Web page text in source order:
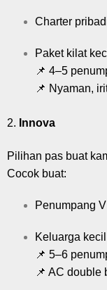
Charter
Paket kilat
📌 4–5
📌 Nyaman,
2. Innova
Pilihan pas buat
Cocok buat:
Penumpang
Keluarga kecil
📌 5–6
📌 AC double